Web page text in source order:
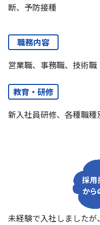
断、予防接種
職務内容
営業職、事務職、技術職
教育・研修
新入社員研修、各種職
未経験で入社しました